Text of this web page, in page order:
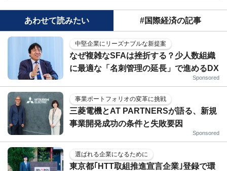
あわせて読みたい #国際経済の記事
中堅企業にリーズナブルな新提案
なぜ複雑なSFAは挫折する？少人数組織
に最適な「名刺管理の延長」で進めるDX
Sponsored
事業ポートフォリオの変革に挑戦
三菱電機とAT PARTNERSが語る、新規
事業開発成功の条件と失敗要因
Sponsored
選ばれる企業になるために
東京都｢HTT取組推進宣言企業｣登録で環